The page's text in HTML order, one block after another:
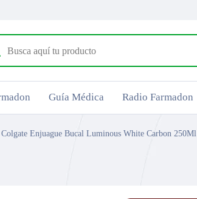
Guía Médica Radio Farmadon
Colgate Enjuague Bucal Luminous White Carbon 250Ml